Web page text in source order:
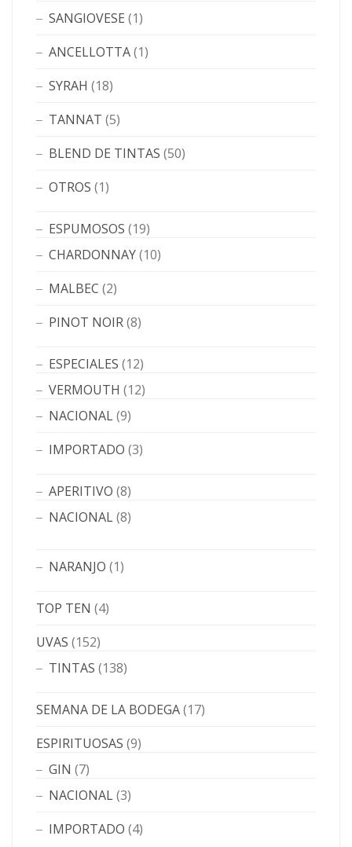
SANGIOVESE (1)
ANCELLOTTA(1)
SYRAH (18)
TANNAT (5)
BLEND DE TINTAS (50)
OTROS (1)
ESPUMOSOS (19)
CHARDONNAY(10)
MALBEC (2)
PINOT NOIR(8)
ESPECIALES (12)
VERMOUTH (12)
NACIONAL(9)
IMPORTADO (3)
APERITIVO (8)
NACIONAL(8)
NARANJO (1)
TOP TEN (4)
UVAS (152)
TINTAS (138)
SEMANA DE LA BODEGA(17)
ESPIRITUOSAS (9)
GIN (7)
NACIONAL(3)
IMPORTADO (4)